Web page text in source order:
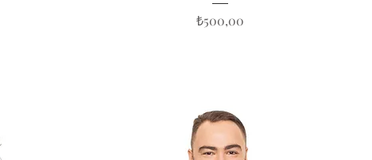
Fiyat
₺500,00